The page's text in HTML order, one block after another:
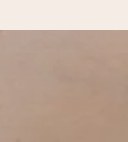
útil
atenção e
oferece-lo na